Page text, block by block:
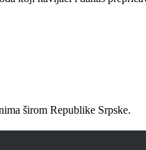
širom Republike Srpske.